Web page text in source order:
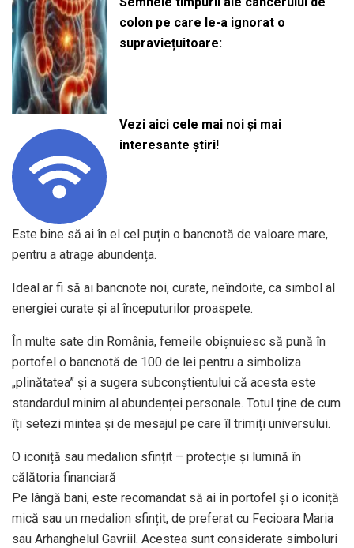
colon pe care le-a ignorat o
supraviețuitoare:
Vezi aici cele mai noi și mai
interesante știri!
Este bine să ai în el cel puțin o bancnotă de valoare mare,
pentru a atrage abundența.
Ideal ar fi să ai bancnote noi, curate, neîndoite, ca simbol al
energiei curate și al începuturilor proaspete.
În multe sate din România, femeile obișnuiesc să pună în
portofel o bancnotă de 100 de lei pentru a simboliza
„plinătatea” și a sugera subconștientului că acesta este
standardul minim al abundenței personale. Totul ține de cum
îți setezi mintea și de mesajul pe care îl trimiți universului.
O iconiță sau medalion sfințit – protecție și lumină în
călătoria financiară
Pe lângă bani, este recomandat să ai în portofel și o iconiță
mică sau un medalion sfințit, de preferat cu Fecioara Maria
sau Arhanghelul Gavriil. Acestea sunt considerate simboluri